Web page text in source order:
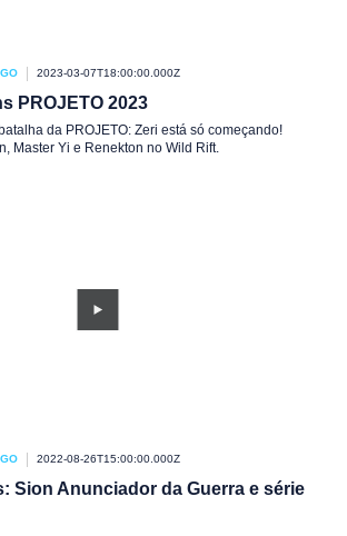
2023-03-07T18:00:00.000Z
PROJETO 2023
da PROJETO: Zeri está só começando!
Master Yi e Renekton no Wild Rift.
2022-08-26T15:00:00.000Z
Sion Anunciador da Guerra e série